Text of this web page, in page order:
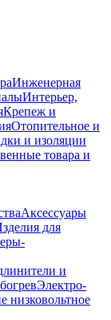
Инженерная
Интерьер,
Крепеж и
Отопительное и
и изоляции
товара и
Аксессуары
для
и
Электро-
низковольтное